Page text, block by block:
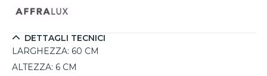
l'altezza del diffusore, ma anche regolare l'inclinazione
della luce. Ideale per illuminare grandi ambienti con soffitti
alti, come soggiorni, uffici o sale conferenze, questo
lampadario rappresenta una scelta perfetta per chi cerca
DETTAGLI TECNICI
LARGHEZZA: 60 CM
ALTEZZA: 6 CM